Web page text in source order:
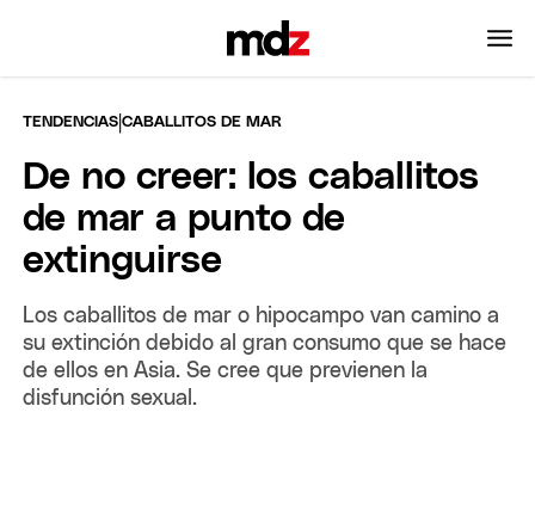
TENDENCIAS |CABALLITOS DE MAR
De no creer: los caballitos
de mar a punto de
extinguirse
Los caballitos de mar o hipocampo van camino a
su extinción debido al gran consumo que se hace
de ellos en Asia. Se cree que previenen la
disfunción sexual.